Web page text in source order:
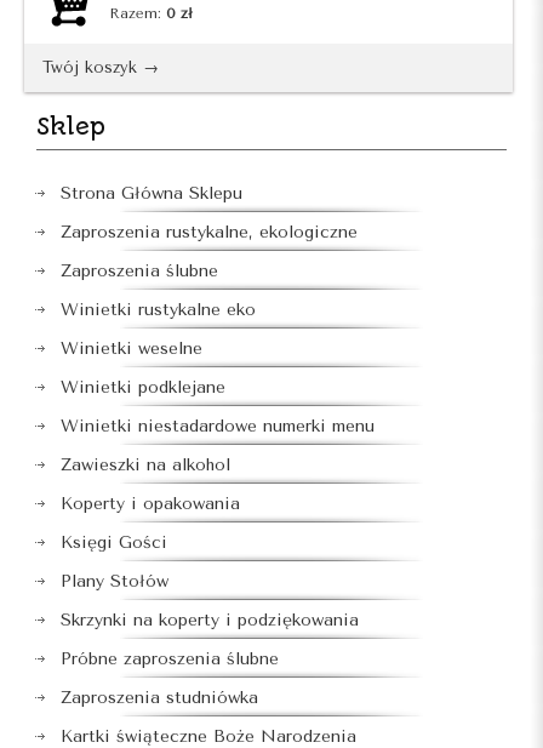
Razem: 0 zł
Twój koszyk →
Sklep
Strona Główna Sklepu
Zaproszenia rustykalne, ekologiczne
Zaproszenia ślubne
Winietki rustykalne eko
Winietki weselne
Winietki podklejane
Winietki niestadardowe numerki menu
Zawieszki na alkohol
Koperty i opakowania
Księgi Gości
Plany Stołów
Skrzynki na koperty i podziękowania
Próbne zaproszenia ślubne
Zaproszenia studniówka
Kartki świąteczne Boże Narodzenia